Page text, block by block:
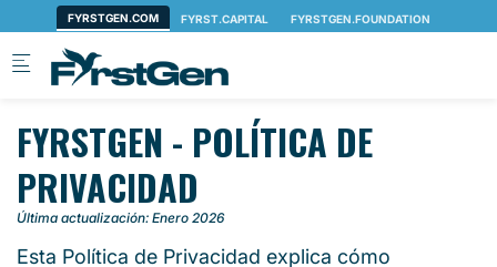
Skip to main content
FYRSTGEN - POLÍTICA DE
PRIVACIDAD
Última actualización: Enero 2026
Esta Política de Privacidad explica cómo